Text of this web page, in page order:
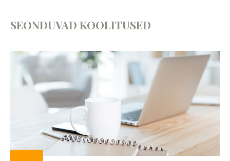
SEONDUVAD KOOLITUSED